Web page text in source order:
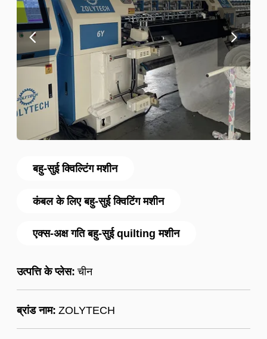
बहु-सुई क्विल्टिंग मशीन
कंबल के लिए बहु-सुई क्विटिंग मशीन
एक्स-अक्ष गति बहु-सुई quilting मशीन
उत्पत्ति के प्लेस: चीन
ब्रांड नाम: ZOLYTECH